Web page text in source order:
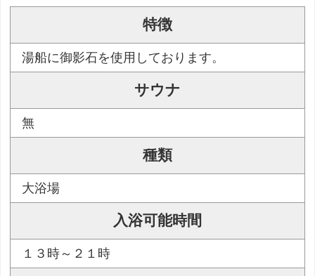
特徴
湯船に御影石を使用しております。
サウナ
無
種類
大浴場
入浴可能時間
１３時～２１時